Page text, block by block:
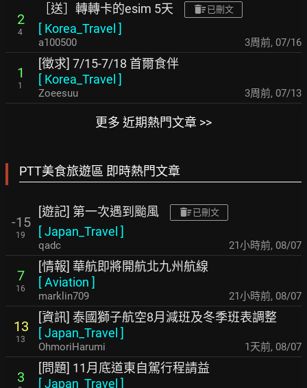
2
4
［送］轉轉卡的esim 5天 已刪文
[ Korea_Travel ]
a100500 3周前, 07/16
1
1
[徵求] 7/15-7/18 首爾食伴
[ Korea_Travel ]
Zoeesuu 3周前, 07/13
更多 近期熱門文章 >>
PTT美食旅遊區 即時熱門文章
-15
19
[遊記] 第一次遇到颱風 已刪文
[Japan_Travel ]
qadc 21小時前, 08/07
7
16
[情報] 華航即將開航北九州航線
[Aviation ]
marklin709 21小時前, 08/07
13
13
[資訊] 泰國獅子航空8月減班及冬季班表調整
[Japan_Travel ]
OhmoriHarumi 1天前, 08/07
3
[問題] 11月底道東自駕行程請益
[Japan_Travel ]